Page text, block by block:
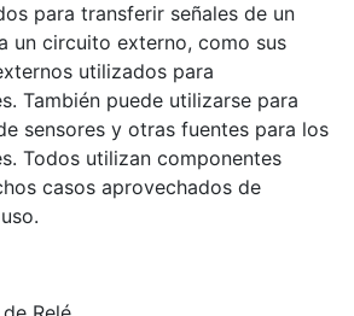
para transferir señales de un
un circuito externo, como sus
utilizados para
También puede utilizarse para
sensores y otras fuentes para los
Todos utilizan componentes
casos aprovechados de